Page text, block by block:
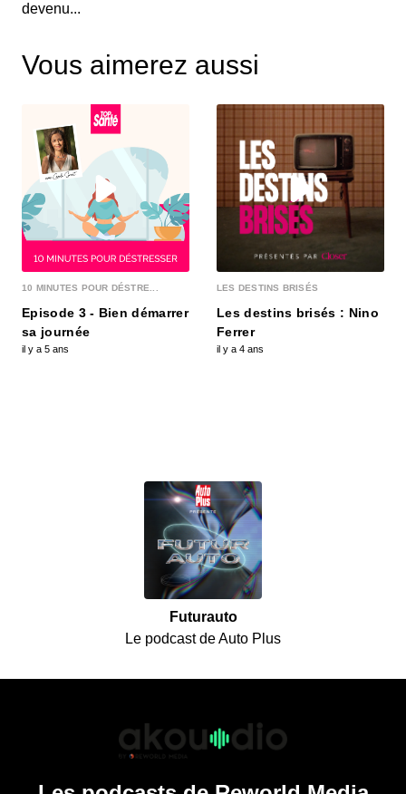
devenu...
Vous aimerez aussi
10 MINUTES POUR DÉSTRE...
Episode 3 - Bien démarrer
sa journée
il y a 5 ans
LES DESTINS BRISÉS
Les destins brisés : Nino
Ferrer
il y a 4 ans
Futurauto
Le podcast de Auto Plus